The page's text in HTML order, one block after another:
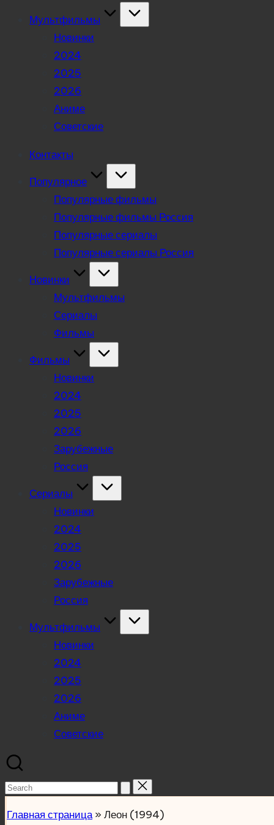
Мультфильмы
Новинки
2024
2025
2026
Аниме
Советские
Контакты
Популярное
Популярные фильмы
Популярные фильмы Россия
Популярные сериалы
Популярные сериалы Россия
Новинки
Мультфильмы
Сериалы
Фильмы
Фильмы
Новинки
2024
2025
2026
Зарубежные
Россия
Сериалы
Новинки
2024
2025
2026
Зарубежные
Россия
Мультфильмы
Новинки
2024
2025
2026
Аниме
Советские
Search
Главная страница» Леон (1994)